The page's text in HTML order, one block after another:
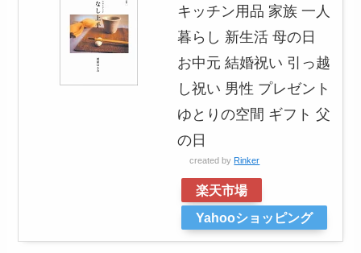
キッチン用品 家族 一人
暮らし 新生活 母の日
お中元 結婚祝い 引っ越
し祝い 男性 プレゼント
ゆとりの空間 ギフト 父
の日
created by Rinker
楽天市場
Yahooショッピング